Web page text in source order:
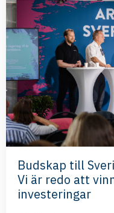
Budskap till
Vi är redo att
investeringar